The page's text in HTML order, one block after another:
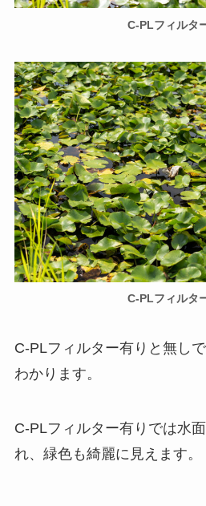
C-PLフィルタ
C-PLフィルタ
C-PLフィルター有りと無し
わかります。
C-PLフィルター有りでは水
れ、緑色も綺麗に見えます。